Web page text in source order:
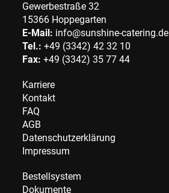
Gewerbestraße 32
15366 Hoppegarten
E-Mail: info@sunshine-catering.de
Tel.: +49 (3342) 42 32 10
Fax: +49 (3342) 35 77 44
Karriere
Kontakt
FAQ
AGB
Datenschutzerklärung
Impressum
Bestellsystem
Dokumente